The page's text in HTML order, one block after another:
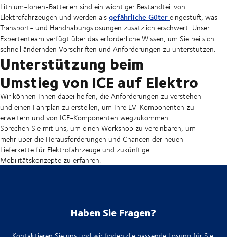
Lithium-Ionen-Batterien sind ein wichtiger Bestandteil von
Elektrofahrzeugen und werden alsgefährliche Gütereingestuft, was
Transport- und Handhabungslösungen zusätzlich erschwert. Unser
Expertenteam verfügt über das erforderliche Wissen, um Sie bei sich
schnell ändernden Vorschriften und Anforderungen zu unterstützen.
Unterstützung beim
Umstieg von ICE auf Elektro
Wir können Ihnen dabei helfen, die Anforderungen zu verstehen
und einen Fahrplan zu erstellen, um Ihre EV-Komponenten zu
erweitern und von ICE-Komponenten wegzukommen.
Sprechen Sie mit uns, um einen Workshop zu vereinbaren, um
mehr über die Herausforderungen und Chancen der neuen
Lieferkette für Elektrofahrzeuge und zukünftige
Mobilitätskonzepte zu erfahren.
Haben Sie Fragen?